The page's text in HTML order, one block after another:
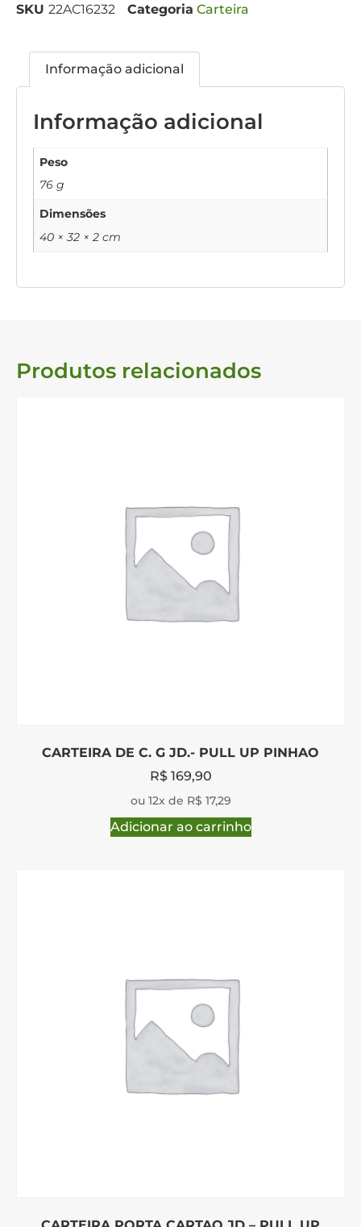
SKU 22AC16232 Categoria Carteira
Informação adicional
Informação adicional
Peso
76 g
Dimensões
40 × 32 × 2 cm
Produtos relacionados
CARTEIRA DE C. G JD.- PULL UP PINHAO
R$169,90
ou 12x de R$ 17,29
Adicionar ao carrinho